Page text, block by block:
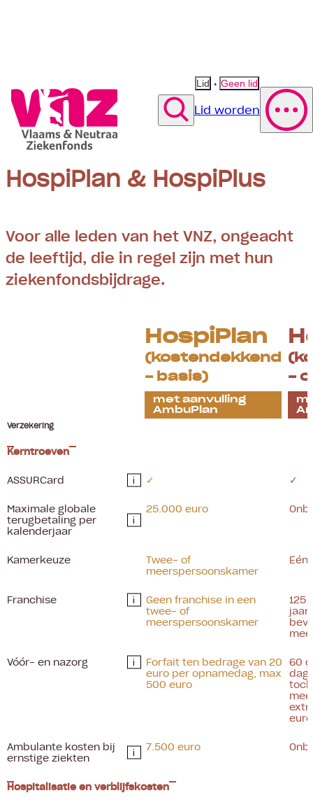
Lid • Geen lid
Lid worden
Polis wijzigen Suggestie Vergoeding fysiotherapie Suggestie
HospiPlan & HospiPlus
Voor alle leden van het VNZ, ongeacht
de leeftijd, die in regel zijn met hun
ziekenfondsbijdrage.
Verzekering
HospiPlan
(kostendekkend
- basis)
met aanvulling
AmbuPlan
-
Kerntroeven
ASSURCard
i ✓
✓
Maximale globale
terugbetaling per
kalenderjaar
i
25.000 euro
Kamerkeuze Twee- of
meerspersoonskamer
Franchise i Geen franchise in een
twee- of
meerspersoonskamer
125
jaar
Vóór- en nazorg
i Forfait ten bedrage van 20
euro per opnamedag, max
500 euro
60
euro
Ambulante kosten bij
ernstige ziekten i 7.500 euro
Hospitalisatie en verblijfskosten